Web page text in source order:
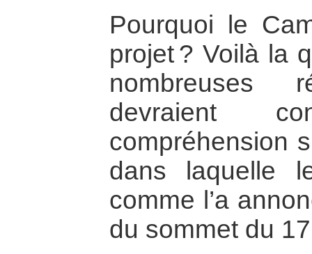
Pourquoi le
projet ? Voilà la
nombreuses
devraient
compréhension
dans laquelle
comme l’a
du sommet du